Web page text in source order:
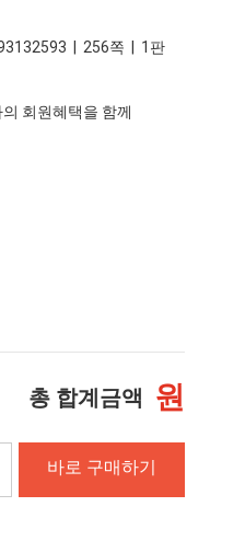
| 256쪽 | 1판
회원혜택을 함께
총 합계금액 원
바로 구매하기